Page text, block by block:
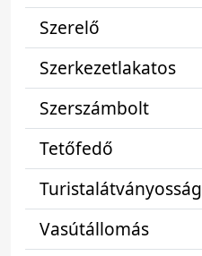
Szerelő
Szerkezetlakatos
Szerszámbolt
Tetőfedő
Turistalátványosság
Vasútállomás